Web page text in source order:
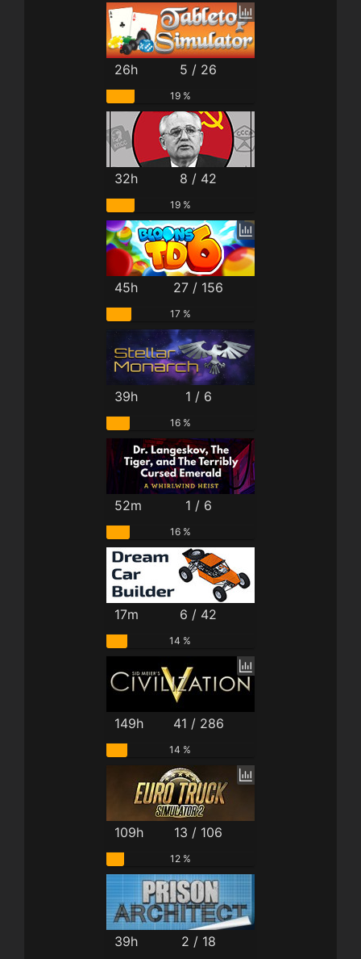
26h 5 / 26
19 %
32h 8 / 42
19 %
45h 27 / 156
17 %
39h 1 / 6
16 %
52m 1 / 6
16 %
17m 6 / 42
14 %
149h 41 / 286
14 %
109h 13 / 106
12 %
39h 2 / 18